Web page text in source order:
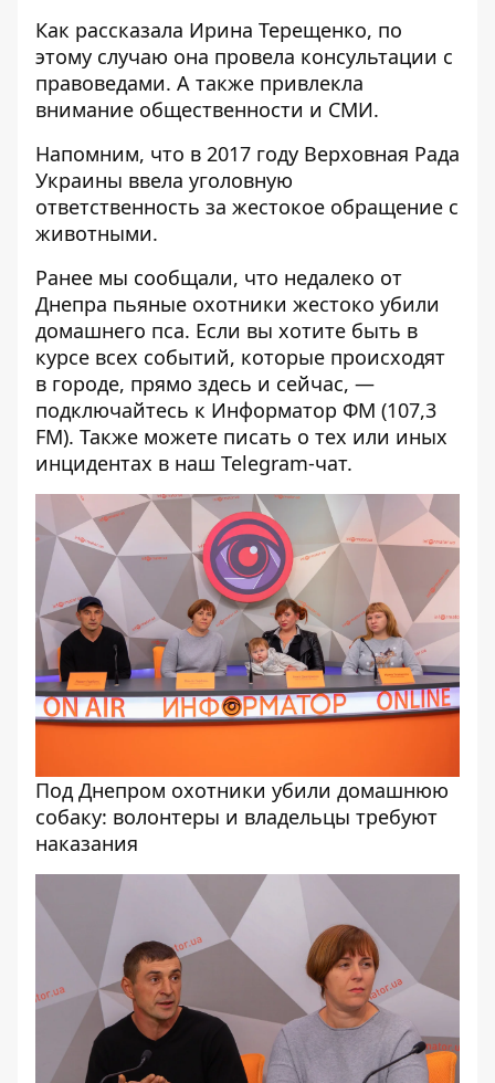
Как рассказала Ирина Терещенко, по
этому случаю она провела консультации с
правоведами. А также привлекла
внимание общественности и СМИ.
Напомним, что в 2017 году Верховная Рада
Украины ввела уголовную
ответственность за жестокое обращение с
животными.
Ранее мы сообщали, что недалеко от
Днепра пьяные охотники жестоко убили
домашнего пса. Если вы хотите быть в
курсе всех событий, которые происходят
в городе, прямо здесь и сейчас, —
подключайтесь к Информатор ФМ (107,3
FM). Также можете писать о тех или иных
инцидентах в наш Telegram-чат.
Под Днепром охотники убили домашнюю
собаку: волонтеры и владельцы требуют
наказания